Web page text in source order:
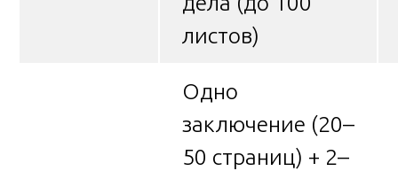
листов)
Одно
заключение (20–
50 страниц) + 2–